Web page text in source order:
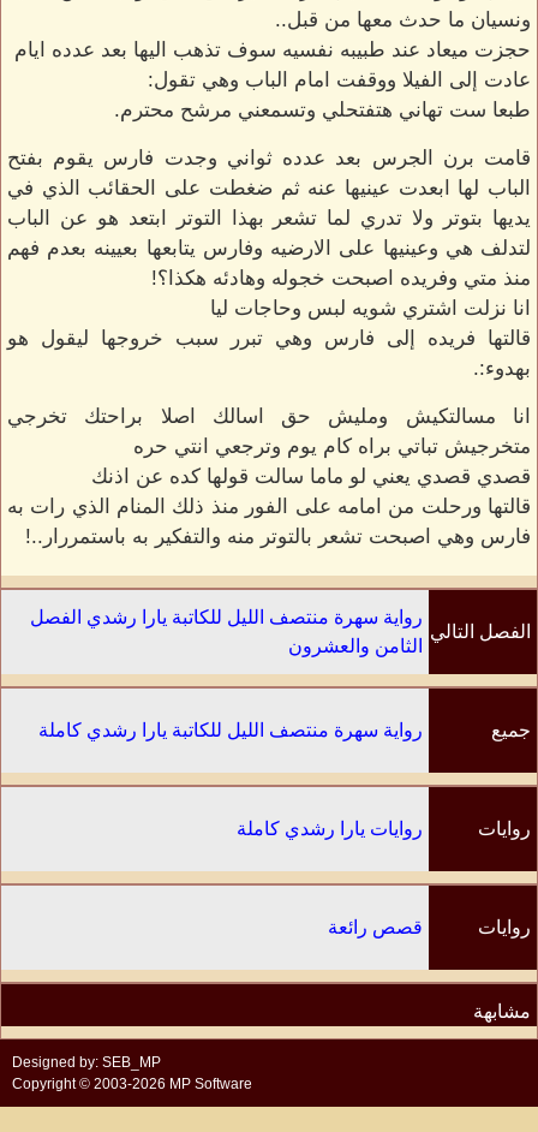
ونسيان ما حدث معها من قبل..
حجزت ميعاد عند طبيبه نفسيه سوف تذهب اليها بعد عدده ايام
عادت إلى الفيلا ووقفت امام الباب وهي تقول:
طبعا ست تهاني هتفتحلي وتسمعني مرشح محترم.
قامت برن الجرس بعد عدده ثواني وجدت فارس يقوم بفتح
الباب لها ابعدت عينيها عنه ثم ضغطت على الحقائب الذي في
يديها بتوتر ولا تدري لما تشعر بهذا التوتر ابتعد هو عن الباب
لتدلف هي وعينيها على الارضيه وفارس يتابعها بعيينه بعدم فهم
منذ متي وفريده اصبحت خجوله وهادئه هكذا؟!
انا نزلت اشتري شويه لبس وحاجات ليا
قالتها فريده إلى فارس وهي تبرر سبب خروجها ليقول هو
بهدوء:.
انا مسالتكيش ومليش حق اسالك اصلا براحتك تخرجي
متخرجيش تباتي براه كام يوم وترجعي انتي حره
قصدي قصدي يعني لو ماما سالت قولها كده عن اذنك
قالتها ورحلت من امامه على الفور منذ ذلك المنام الذي رات به
فارس وهي اصبحت تشعر بالتوتر منه والتفكير به باستمررار..!
الفصل التالي
رواية سهرة منتصف الليل للكاتبة يارا رشدي الفصل
الثامن والعشرون
جميع رواية سهرة منتصف الليل للكاتبة يارا رشدي كاملة
روايات روايات يارا رشدي كاملة
روايات
مشابهة
قصص رائعة
Designed by: SEB_MP
Copyright © 2003-2026 MP Software